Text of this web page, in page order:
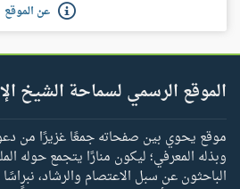
عن الموقع
الموقع الرسمي لسماحة الشيخ
موقع يحوي بين صفحاته جمعًا غزيرًا من
وبذله المعرفي؛ ليكون منارًا يتجمع حوله
الباحثون عن سبل الاعتصام والرشاد،